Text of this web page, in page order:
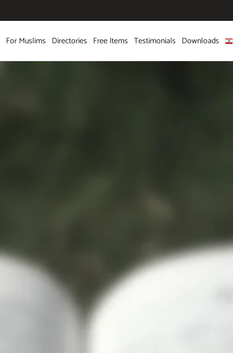
For Muslims Directories Free Items Testimonials Downloads